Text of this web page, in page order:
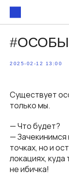
2025-02-12 13:00
Существует
только мы.
— Что будет?
— Зачекинимся
точках, но и
локациях,
не ибичка!